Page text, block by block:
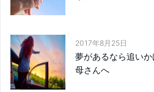
2017年8月25日
夢があるなら追い
母さんへ